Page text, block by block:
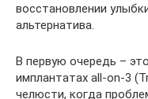
восстановлении
альтернатива.
В первую очередь –
имплантатах all-on-3
челюсти, когда